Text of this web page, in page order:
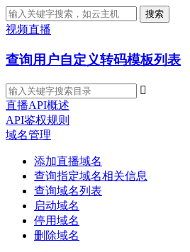
搜索
视频直播
查询用户自定义转码模板列表

直播API概述
API鉴权规则
域名管理
添加直播域名
查询指定域名相关信息
查询域名列表
启动域名
停用域名
删除域名